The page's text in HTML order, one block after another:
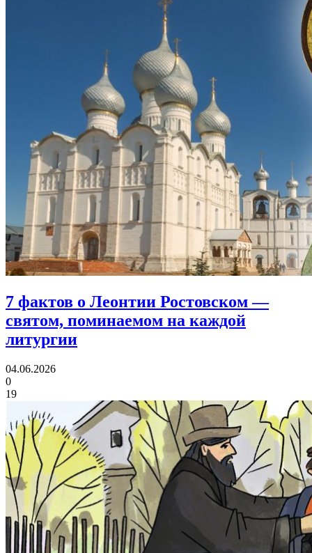
7 фактов о Леонтии Ростовском—
святом, поминаемом на каждой
литургии
04.06.2026
0
19